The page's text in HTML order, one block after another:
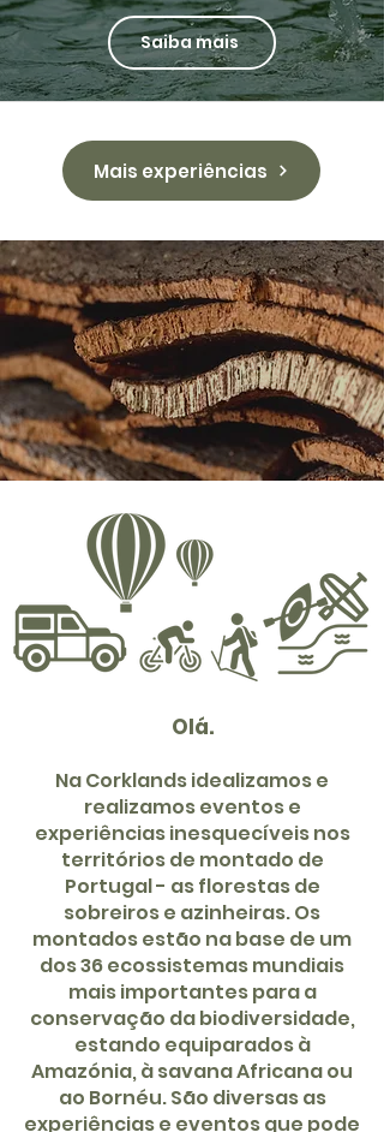
Saiba mais
Mais experiências
Olá.
Na Corklands idealizamos e
realizamos eventos e
experiências inesquecíveis nos
territórios de montado de
Portugal - as florestas de
sobreiros e azinheiras. Os
montados estão na base de um
dos 36 ecossistemas mundiais
mais importantes para a
conservação da biodiversidade,
estando equiparados à
Amazónia, à savana Africana ou
ao Bornéu. São diversas as
experiências e eventos que pode